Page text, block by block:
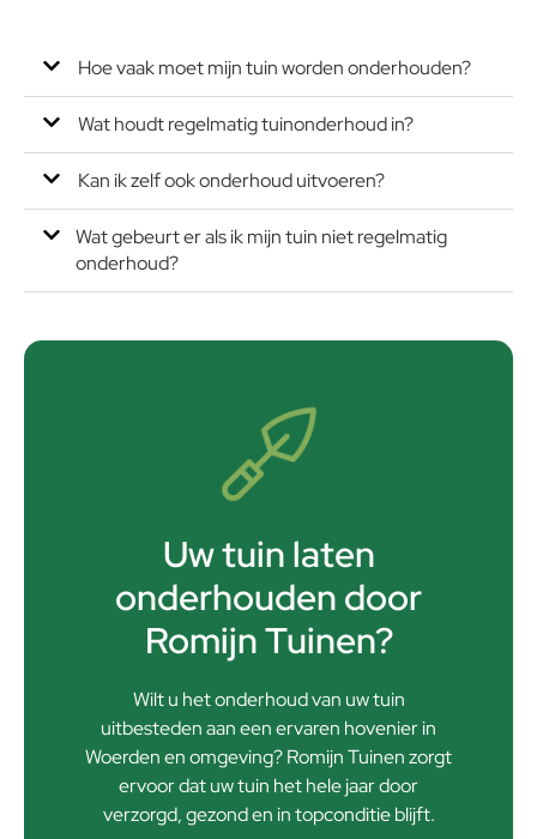
Hoe vaak moet mijn tuin worden onderhouden?
Wat houdt regelmatig tuinonderhoud in?
Kan ik zelf ook onderhoud uitvoeren?
Wat gebeurt er als ik mijn tuin niet regelmatig
onderhoud?
Uw tuin laten
onderhouden door
Romijn Tuinen?
Wilt u het onderhoud van uw tuin
uitbesteden aan een ervaren hovenier in
Woerden en omgeving? Romijn Tuinen zorgt
ervoor dat uw tuin het hele jaar door
verzorgd, gezond en in topconditie blijft.